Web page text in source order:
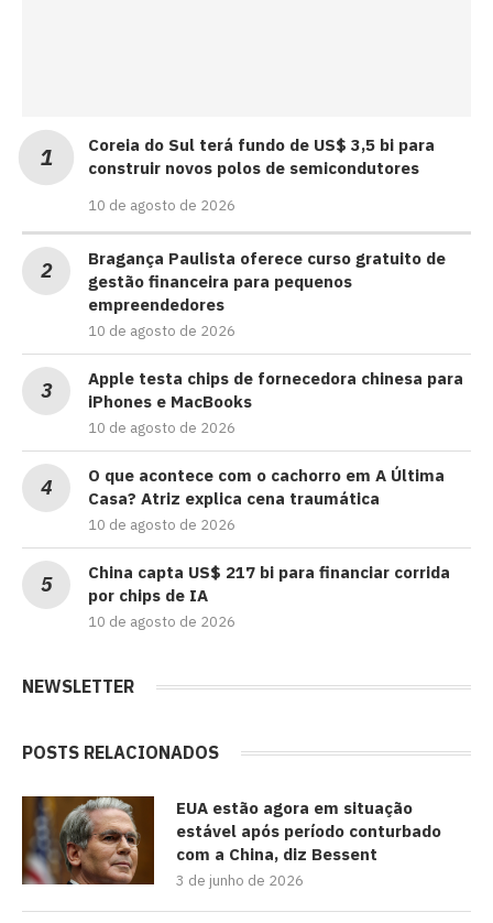
Coreia do Sul terá fundo de US$ 3,5 bi para
construir novos polos de semicondutores
10 de agosto de 2026
Bragança Paulista oferece curso gratuito de
gestão financeira para pequenos
empreendedores
10 de agosto de 2026
Apple testa chips de fornecedora chinesa para
iPhones e MacBooks
10 de agosto de 2026
O que acontece com o cachorro em A Última
Casa? Atriz explica cena traumática
10 de agosto de 2026
China capta US$ 217 bi para financiar corrida
por chips de IA
10 de agosto de 2026
NEWSLETTER
POSTS RELACIONADOS
EUA estão agora em situação
estável após período conturbado
com a China, diz Bessent
3 de junho de 2026